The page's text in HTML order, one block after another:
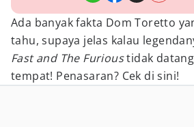
Ada banyak fakta Dom Toretto
tahu, supaya jelas kalau
Fast and The Furioustidak
tempat! Penasaran? Cek di sini!